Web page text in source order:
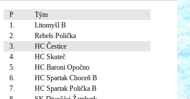
P
Tým
1.
Litomyšl B
2.
Rebels Polička
3.
HC Čestice
4.
HC Skuteč
5.
HC Baroni Opočno
6.
HC Spartak Choceň B
7.
HC Spartak Polička B